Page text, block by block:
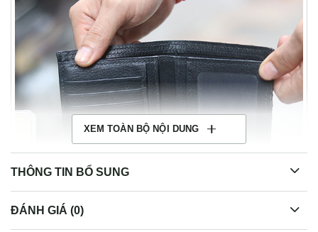
XEM TOÀN BỘ NỘI DUNG
THÔNG TIN BỔ SUNG
ĐÁNH GIÁ (0)